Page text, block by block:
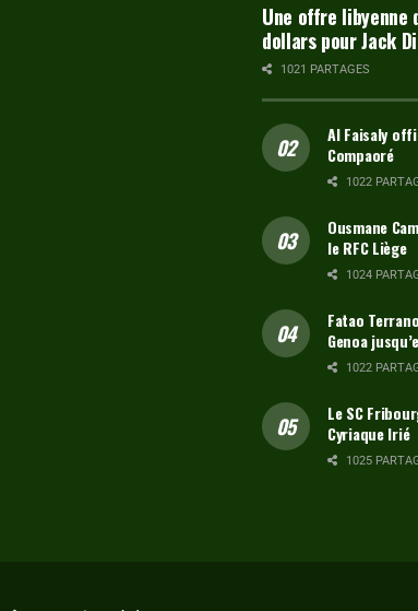
Une offre libyenne
dollars pour Jack
1021 PARTAGES
Al Faisaly
Compaoré
1022
Ousmane
le RFC Liège
1024
Fatao
Genoa
1022
Le SC
Cyriaque Irié
1025